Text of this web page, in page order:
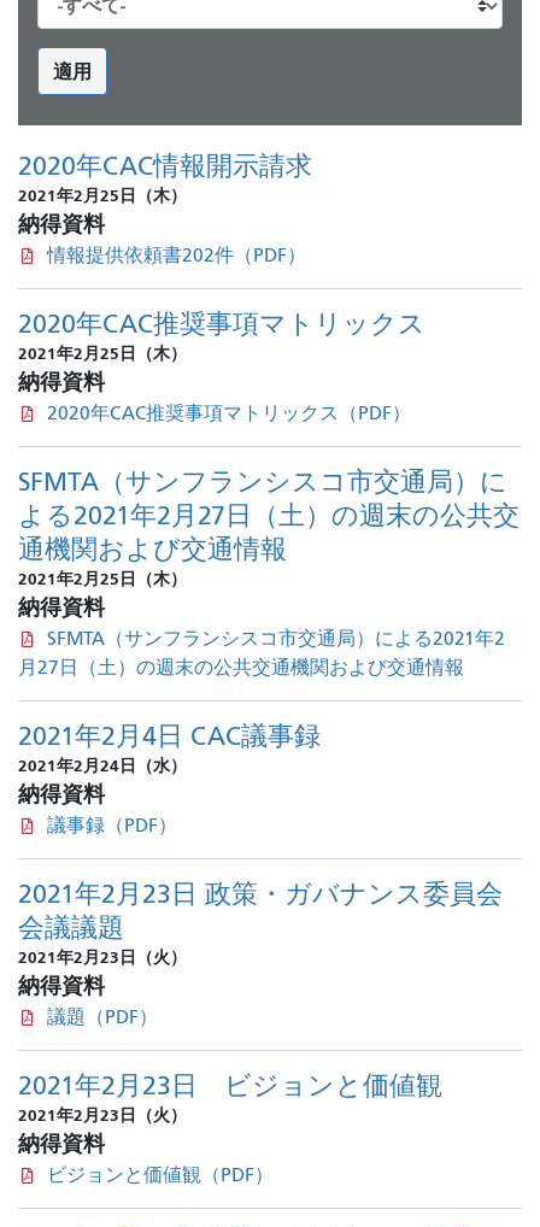
適用
2020年CAC情報開示請求
2021年2月25日（木）
納得資料
情報提供依頼書202件（PDF）
2020年CAC推奨事項マトリックス
2021年2月25日（木）
納得資料
2020年CAC推奨事項マトリックス（PDF）
SFMTA（サンフランシスコ市交通局）に
よる2021年2月27日（土）の週末の公共交
通機関および交通情報
2021年2月25日（木）
納得資料
SFMTA（サンフランシスコ市交通局）による2021年2
月27日（土）の週末の公共交通機関および交通情報
2021年2月4日 CAC議事録
2021年2月24日（水）
納得資料
議事録（PDF）
2021年2月23日 政策・ガバナンス委員会
会議議題
2021年2月23日（火）
納得資料
議題（PDF）
2021年2月23日 ビジョンと価値観
2021年2月23日（火）
納得資料
ビジョンと価値観（PDF）